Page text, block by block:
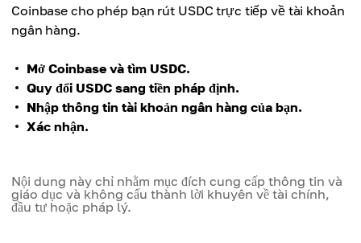
Coinbase cho phép bạn rút USDC trực tiếp về tài khoản
ngân hàng.
Mở Coinbase và tìm USDC.
Quy đổi USDC sang tiền pháp định.
Nhập thông tin tài khoản ngân hàng của bạn.
Xác nhận.
Nội dung này chỉ nhằm mục đích cung cấp thông tin và
giáo dục và không cấu thành lời khuyên về tài chính,
đầu tư hoặc pháp lý.